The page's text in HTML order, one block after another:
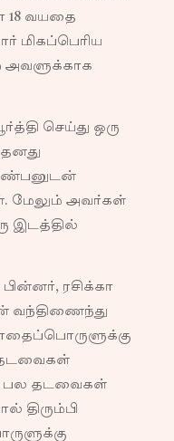
18 வயதை
மிகப்பெரிய
செய்து ஒரு
நண்பனுடன்
மேலும் அவர்கள்
இடத்தில்
ரசிக்கா
வந்திணைந்து
பல தடவைகள்
திரும்பி